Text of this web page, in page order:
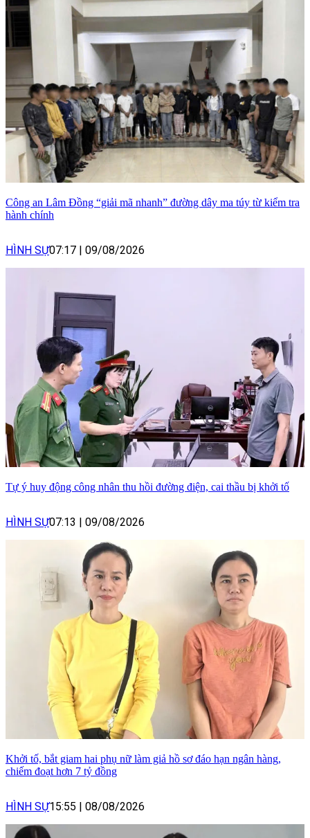
Công an Lâm Đồng “giải mã nhanh” đường dây ma túy từ kiểm tra
hành chính
HÌNH SỰ07:17 | 09/08/2026
Tự ý huy động công nhân thu hồi đường điện, cai thầu bị khởi tố
HÌNH SỰ07:13 | 09/08/2026
Khởi tố, bắt giam hai phụ nữ làm giả hồ sơ đáo hạn ngân hàng,
chiếm đoạt hơn 7 tỷ đồng
HÌNH SỰ15:55 | 08/08/2026